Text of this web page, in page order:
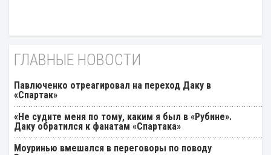
ГЛАВНЫЕ НОВОСТИ
Павлюченко отреагировал на переход Даку в
«Спартак»
«Не судите меня по тому, каким я был в «Рубине».
Даку обратился к фанатам «Спартака»
Моуринью вмешался в переговоры по поводу